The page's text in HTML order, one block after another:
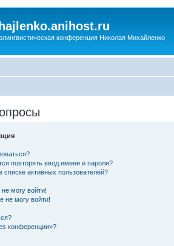
конференция Николая Михайленко
повторять ввод имени и пароля?
списке активных пользователей?
не могу войти!
не могу войти!
конференции»?